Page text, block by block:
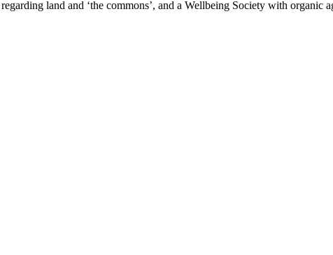
land and ‘the commons’, and a Wellbeing Society with organic